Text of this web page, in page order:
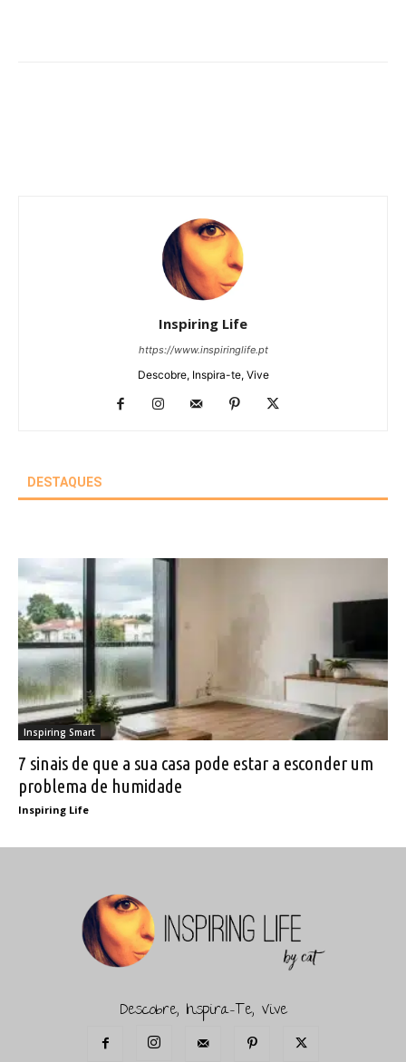
Inspiring Life
https://www.inspiringlife.pt
Descobre, Inspira-te, Vive
DESTAQUES
Inspiring Smart
7 sinais de que a sua casa pode estar a esconder um
problema de humidade
Inspiring Life
Descobre, Inspira-Te, Vive